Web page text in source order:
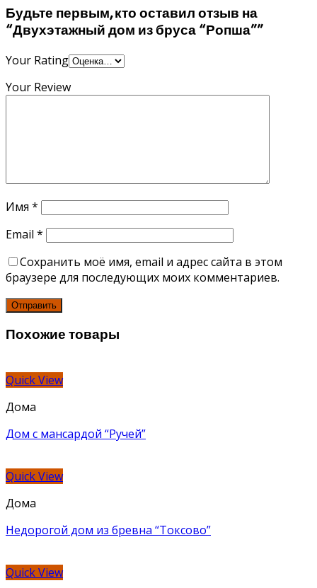
Будьте первым, кто оставил отзыв на
“Двухэтажный дом из бруса “Ропша””
Your Rating
Your Review
Имя *
Email *
Сохранить моё имя, email и адрес сайта в этом
браузере для последующих моих комментариев.
Похожие товары
Quick View
Дома
Дом с мансардой “Ручей”
Quick View
Дома
Недорогой дом из бревна “Токсово”
Quick View